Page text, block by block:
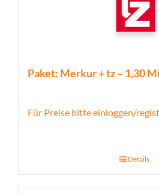
Paket: Merkur + tz – 1,30
Für Preise bitte einloggen/
Details